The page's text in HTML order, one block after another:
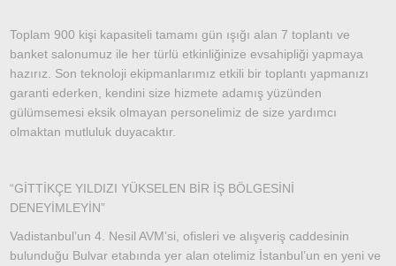
Toplam 900 kişi kapasiteli tamamı gün ışığı alan 7 toplantı ve
banket salonumuz ile her türlü etkinliğinize evsahipliği yapmaya
hazırız. Son teknoloji ekipmanlarımız etkili bir toplantı yapmanızı
garanti ederken, kendini size hizmete adamış yüzünden
gülümsemesi eksik olmayan personelimiz de size yardımcı
olmaktan mutluluk duyacaktır.
“GİTTİKÇE YILDIZI YÜKSELEN BİR İŞ BÖLGESİNİ
DENEYİMLEYİN”
Vadistanbul’un 4. Nesil AVM’si, ofisleri ve alışveriş caddesinin
bulunduğu Bulvar etabında yer alan otelimiz İstanbul’un en yeni ve